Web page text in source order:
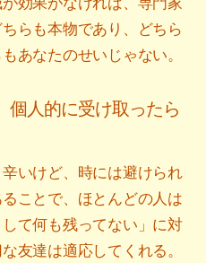
らも本物であり、どちら
あなたのせいじゃない。
個人的に受け取ったら
いけど、時には避けられ
ことで、ほとんどの人は
て何も残ってない」に対
友達は適応してくれる。